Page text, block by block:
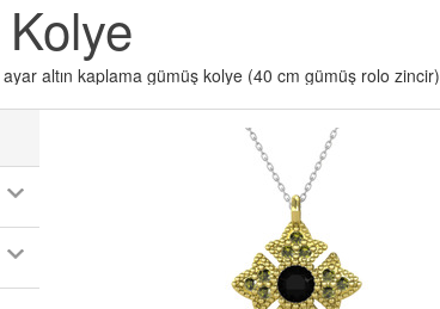
altın kaplama gümüş kolye (40 cm gümüş rolo zincir)